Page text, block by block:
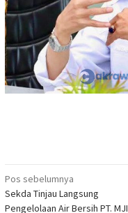
Navigasi
pos
Pos sebelumnya
Sekda Tinjau Langsung
Pengelolaan Air Bersih PT. MJI